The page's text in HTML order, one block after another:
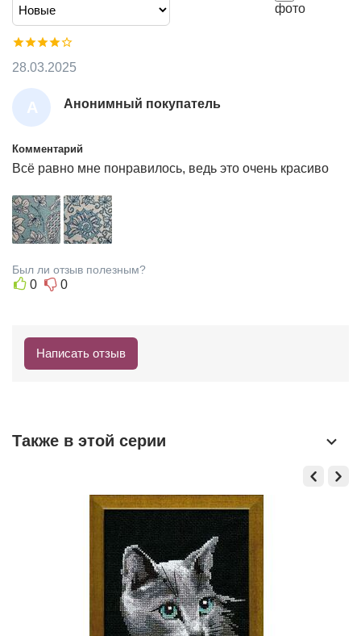
фото
А
Н
О
Н
И
М
Н
Й
К
У
Е
Анонимный покупатель
28.03.2025
Комментарий
Всё равно мне понравилось, ведь это очень красиво
Был ли отзыв полезным?
0 0
Написать отзыв
Также в этой серии